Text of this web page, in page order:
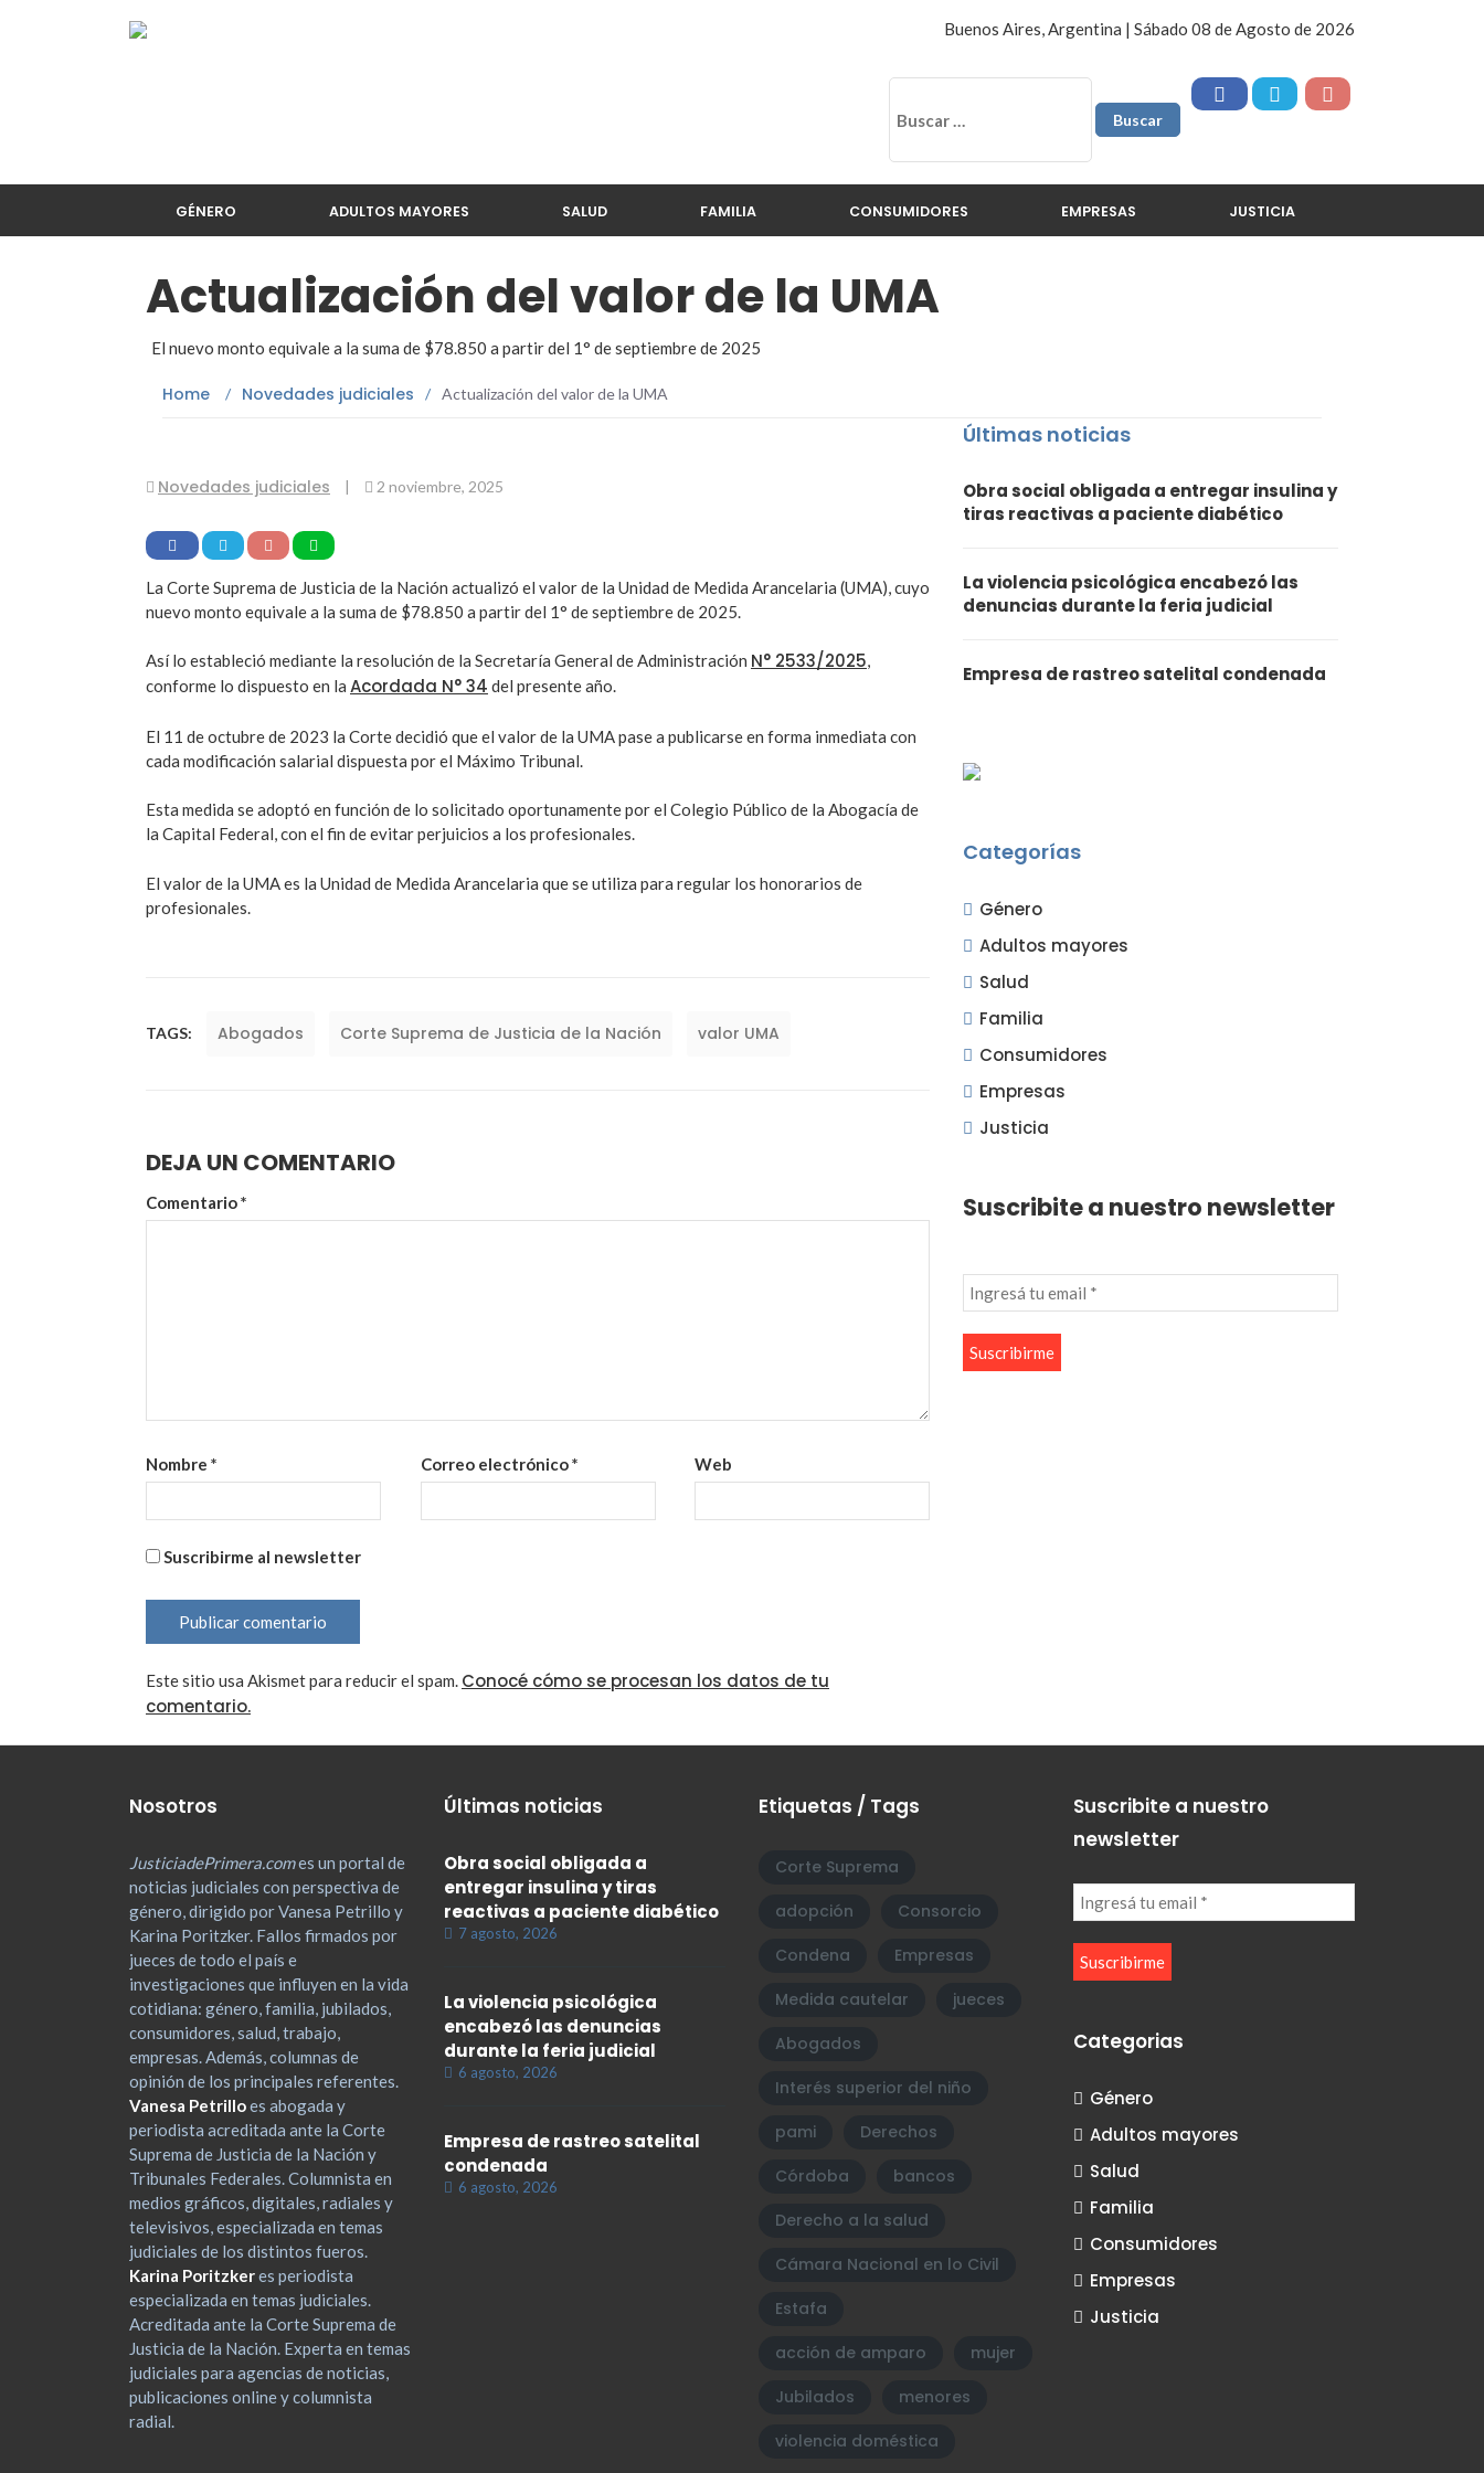
Buenos Aires, Argentina | Sábado 08 de Agosto de 2026
GÉNERO ADULTOS MAYORES SALUD FAMILIA CONSUMIDORES EMPRESAS JUSTICIA
Actualización del valor de la UMA
El nuevo monto equivale a la suma de $78.850 a partir del 1° de septiembre de 2025
Home / Novedades judiciales / Actualización del valor de la UMA
Novedades judiciales | 2 noviembre, 2025
La Corte Suprema de Justicia de la Nación actualizó el valor de la Unidad de Medida Arancelaria (UMA), cuyo
nuevo monto equivale a la suma de $78.850 a partir del 1° de septiembre de 2025.
Así lo estableció mediante la resolución de la Secretaría General de Administración N° 2533/2025,
conforme lo dispuesto en la Acordada N° 34 del presente año.
El 11 de octubre de 2023 la Corte decidió que el valor de la UMA pase a publicarse en forma inmediata con
cada modificación salarial dispuesta por el Máximo Tribunal.
Esta medida se adoptó en función de lo solicitado oportunamente por el Colegio Público de la Abogacía de
la Capital Federal, con el fin de evitar perjuicios a los profesionales.
El valor de la UMA es la Unidad de Medida Arancelaria que se utiliza para regular los honorarios de
profesionales.
TAGS: Abogados Corte Suprema de Justicia de la Nación valor UMA
DEJA UN COMENTARIO
Comentario*
Nombre * Correo electrónico* Web
Suscribirme al newsletter
Este sitio usa Akismet para reducir el spam. Conocé cómo se procesan los datos de tu
comentario.
Últimas noticias
Obra social obligada a entregar insulina y
tiras reactivas a paciente diabético
La violencia psicológica encabezó las
denuncias durante la feria judicial
Empresa de rastreo satelital condenada
Categorías
Género
Adultos mayores
Salud
Familia
Consumidores
Empresas
Justicia
Suscribite a nuestro newsletter
Nosotros
JusticiadePrimera.comes un portal de
noticias judiciales con perspectiva de
género, dirigido por Vanesa Petrillo y
Karina Poritzker. Fallos firmados por
jueces de todo el país e
investigaciones que influyen en la vida
cotidiana: género, familia, jubilados,
consumidores, salud, trabajo,
empresas. Además, columnas de
opinión de los principales referentes.
Vanesa Petrilloes abogada y
periodista acreditada ante la Corte
Suprema de Justicia de la Nación y
Tribunales Federales. Columnista en
medios gráficos, digitales, radiales y
televisivos, especializada en temas
judiciales de los distintos fueros.
Karina Poritzkeres periodista
especializada en temas judiciales.
Acreditada ante la Corte Suprema de
Justicia de la Nación. Experta en temas
judiciales para agencias de noticias,
publicaciones online y columnista
radial.
Últimas noticias
Obra social obligada a
entregar insulina y tiras
reactivas a paciente diabético
7 agosto, 2026
La violencia psicológica
encabezó las denuncias
durante la feria judicial
6 agosto, 2026
Empresa de rastreo satelital
condenada
6 agosto, 2026
Etiquetas / Tags
Corte Suprema
adopción
Consorcio
Condena
Empresas
Medida cautelar
jueces
Abogados
Interés superior del niño
pami
Derechos
Córdoba
bancos
Derecho a la salud
Cámara Nacional en lo Civil
Estafa
acción de amparo
mujer
Jubilados
menores
violencia doméstica
Suscribite a nuestro
newsletter
Categorias
Género
Adultos mayores
Salud
Familia
Consumidores
Empresas
Justicia